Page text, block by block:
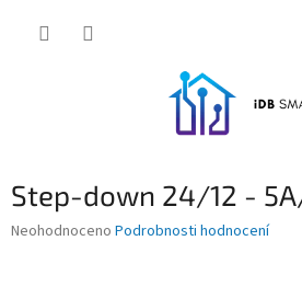
Step-down 24/12 -
Průměrné
Neohodnoceno Podrobnosti hodnocení